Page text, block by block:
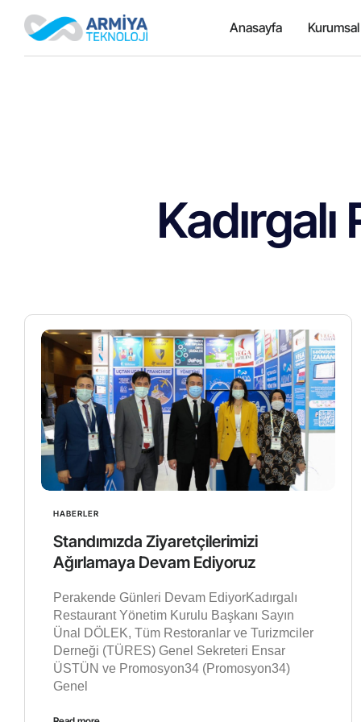
Anasayfa Kurumsal
HABERLER
Standımızda Ziyaretçilerimizi
Ağırlamaya Devam Ediyoruz
Perakende Günleri Devam EdiyorKadırgalı
Restaurant Yönetim Kurulu Başkanı Sayın
Ünal DÖLEK, Tüm Restoranlar ve Turizmciler
Derneği (TÜRES) Genel Sekreteri Ensar
ÜSTÜN ve Promosyon34 (Promosyon34)
Genel